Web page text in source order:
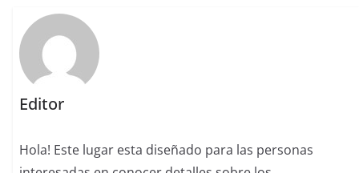
Editor
Hola! Este lugar esta diseñado para las personas